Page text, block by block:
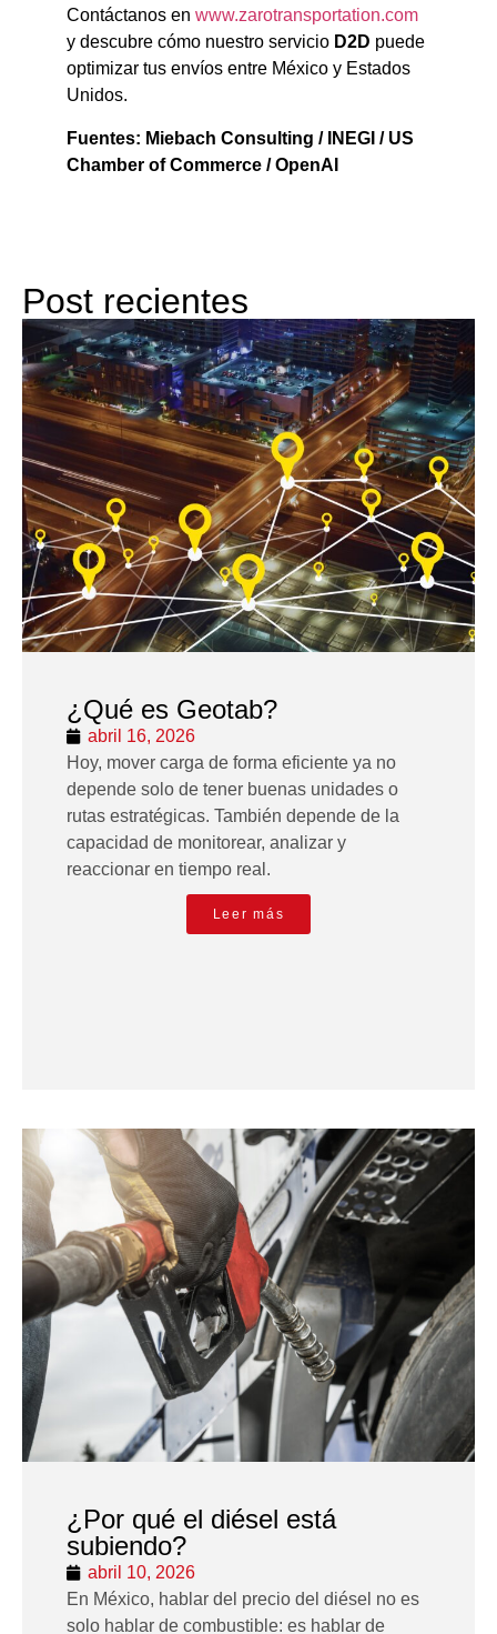
Contáctanos en www.zarotransportation.com
y descubre cómo nuestro servicio D2D puede
optimizar tus envíos entre México y Estados
Unidos.
Fuentes: Miebach Consulting / INEGI / US
Chamber of Commerce / OpenAI
Post recientes
¿Qué es Geotab?
abril 16, 2026
Hoy, mover carga de forma eficiente ya no
depende solo de tener buenas unidades o
rutas estratégicas. También depende de la
capacidad de monitorear, analizar y
reaccionar en tiempo real.
Leer más
¿Por qué el diésel está
subiendo?
abril 10, 2026
En México, hablar del precio del diésel no es
solo hablar de combustible: es hablar de